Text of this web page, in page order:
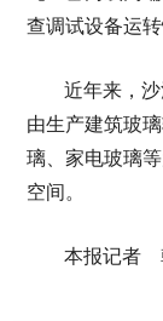
查调试设备运转
近年来，
由生产建筑玻
璃、家电玻璃
空间。
本报记者